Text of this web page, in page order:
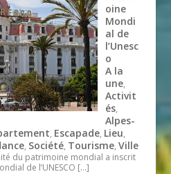
oine
Mondi
al de
l’Unesc
o
A la
une,
Activit
és,
Alpes-
, Escapade, Lieu,
, Société, Tourisme,Ville
du patrimoine mondial a inscrit
de l’UNESCO […]